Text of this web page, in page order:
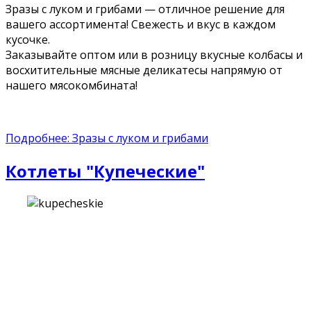
Зразы с луком и грибами — отличное решение для
вашего ассортимента! Свежесть и вкус в каждом
кусочке.
Заказывайте оптом или в розницу вкусные колбасы и
восхитительные мясные деликатесы напрямую от
нашего мясокомбината!
Подробнее: Зразы с луком и грибами
Котлеты "Купеческие"